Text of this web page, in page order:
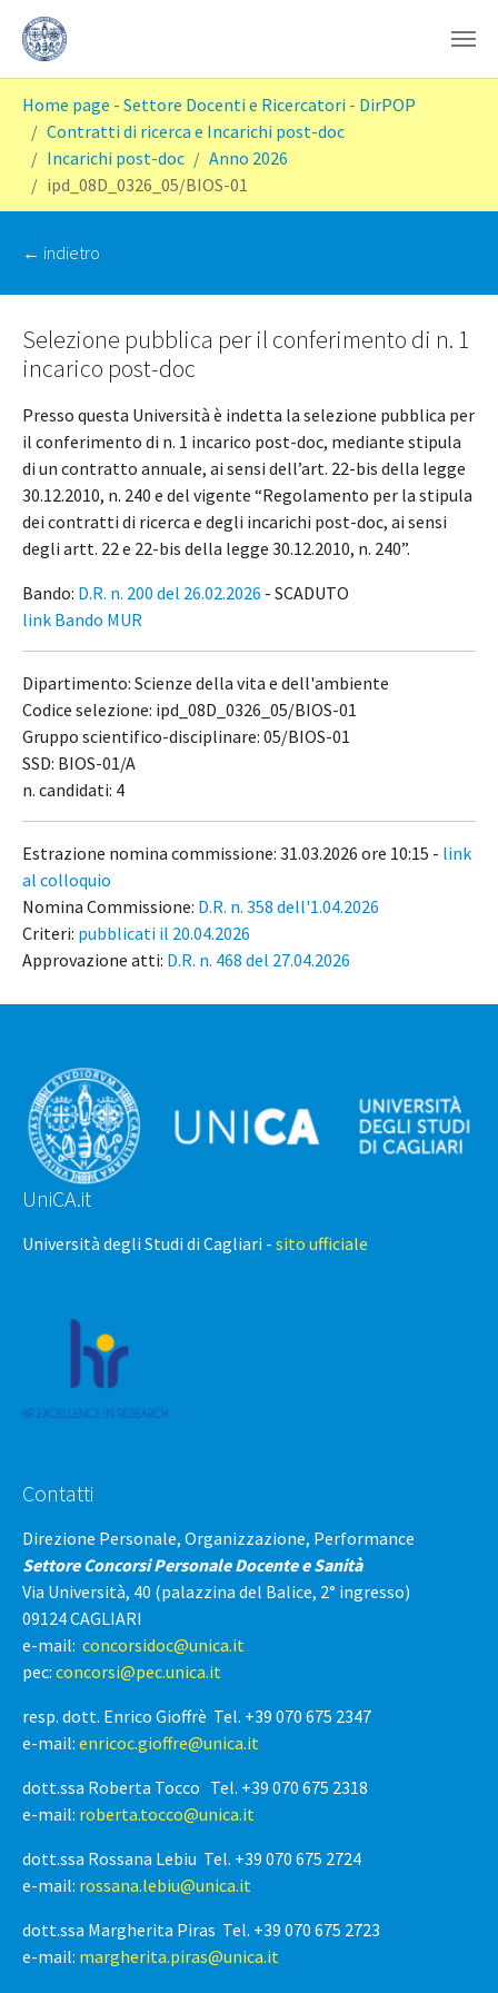
Home page - Settore Docenti e Ricercatori - DirPOP
Contratti di ricerca e Incarichi post-doc
Incarichi post-doc
Anno 2026
ipd_08D_0326_05/BIOS-01
‭← indietro
Selezione pubblica per il conferimento di n. 1
incarico post-doc
Presso questa Università è indetta la selezione pubblica per
il conferimento di n. 1 incarico post-doc, mediante stipula
di un contratto annuale, ai sensi dell’art. 22-bis della legge
30.12.2010, n. 240 e del vigente “Regolamento per la stipula
dei contratti di ricerca e degli incarichi post-doc, ai sensi
degli artt. 22 e 22-bis della legge 30.12.2010, n. 240”.
Bando: D.R. n. 200 del 26.02.2026 - SCADUTO
link Bando MUR
Dipartimento: Scienze della vita e dell'ambiente
Codice selezione: ipd_08D_0326_05/BIOS-01
Gruppo scientifico-disciplinare: 05/BIOS-01
SSD: BIOS-01/A
n. candidati: 4
Estrazione nomina commissione: 31.03.2026 ore 10:15 - link
al colloquio
Nomina Commissione: D.R. n. 358 dell'1.04.2026
Criteri: pubblicati il 20.04.2026
Approvazione atti: D.R. n. 468 del 27.04.2026
UniCA.it
Università degli Studi di Cagliari - sito ufficiale
Contatti
Direzione Personale, Organizzazione, Performance
Settore Concorsi Personale Docente e Sanità
Via Università, 40 (palazzina del Balice, 2° ingresso)
09124 CAGLIARI
e-mail: concorsidoc@unica.it
pec: concorsi@pec.unica.it
resp. dott. Enrico Gioffrè Tel. +39 070 675 2347
e-mail: enricoc.gioffre@unica.it
dott.ssa Roberta Tocco Tel. +39 070 675 2318
e-mail: roberta.tocco@unica.it
dott.ssa Rossana Lebiu Tel. +39 070 675 2724
e-mail: rossana.lebiu@unica.it
dott.ssa Margherita Piras Tel. +39 070 675 2723
e-mail: margherita.piras@unica.it